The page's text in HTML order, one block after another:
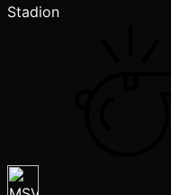
Stadion